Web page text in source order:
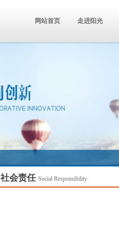
网站首页 走进阳光
社会责任 Social Responsibility